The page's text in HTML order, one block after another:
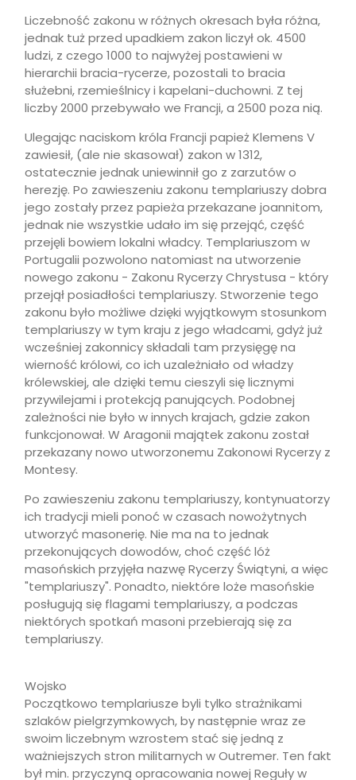
Liczebność zakonu w różnych okresach była różna,
jednak tuż przed upadkiem zakon liczył ok. 4500
ludzi, z czego 1000 to najwyżej postawieni w
hierarchii bracia-rycerze, pozostali to bracia
służebni, rzemieślnicy i kapelani-duchowni. Z tej
liczby 2000 przebywało we Francji, a 2500 poza nią.
Ulegając naciskom króla Francji papież Klemens V
zawiesił, (ale nie skasował) zakon w 1312,
ostatecznie jednak uniewinnił go z zarzutów o
herezję. Po zawieszeniu zakonu templariuszy dobra
jego zostały przez papieża przekazane joannitom,
jednak nie wszystkie udało im się przejąć, część
przejęli bowiem lokalni władcy. Templariuszom w
Portugalii pozwolono natomiast na utworzenie
nowego zakonu - Zakonu Rycerzy Chrystusa - który
przejął posiadłości templariuszy. Stworzenie tego
zakonu było możliwe dzięki wyjątkowym stosunkom
templariuszy w tym kraju z jego władcami, gdyż już
wcześniej zakonnicy składali tam przysięgę na
wierność królowi, co ich uzależniało od władzy
królewskiej, ale dzięki temu cieszyli się licznymi
przywilejami i protekcją panujących. Podobnej
zależności nie było w innych krajach, gdzie zakon
funkcjonował. W Aragonii majątek zakonu został
przekazany nowo utworzonemu Zakonowi Rycerzy z
Montesy.
Po zawieszeniu zakonu templariuszy, kontynuatorzy
ich tradycji mieli ponoć w czasach nowożytnych
utworzyć masonerię. Nie ma na to jednak
przekonujących dowodów, choć część lóż
masońskich przyjęła nazwę Rycerzy Świątyni, a więc
"templariuszy". Ponadto, niektóre loże masońskie
posługują się flagami templariuszy, a podczas
niektórych spotkań masoni przebierają się za
templariuszy.
Wojsko
Początkowo templariusze byli tylko strażnikami
szlaków pielgrzymkowych, by następnie wraz ze
swoim liczebnym wzrostem stać się jedną z
ważniejszych stron militarnych w Outremer. Ten fakt
był min. przyczyną opracowania nowej Reguły w